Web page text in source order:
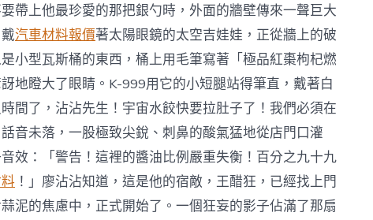
帶上他最珍愛的那把銀勺時，外面的牆壁傳來一聲巨大
汽車材料報價著太陽眼鏡的太空吉娃娃，正從牆上的破
小型瓦斯桶的東西，桶上用毛筆寫著「極品紅棗枸杞燃
瞪大了眼睛。K-999用它的小短腿站得筆直，戴著白
間了，沾沾先生！宇宙水餃快要拉肚子了！我們必須在
音未落，一股極致尖銳、刺鼻的酸氣猛地從店門口灌
效：「警告！這裡的醬油比例嚴重失衡！百分之九十九
！」廖沾沾知道，這是他的宿敵，王醋狂，已經找上門
泥的焦慮中，正式開始了。一個狂妄的影子佔滿了那扇